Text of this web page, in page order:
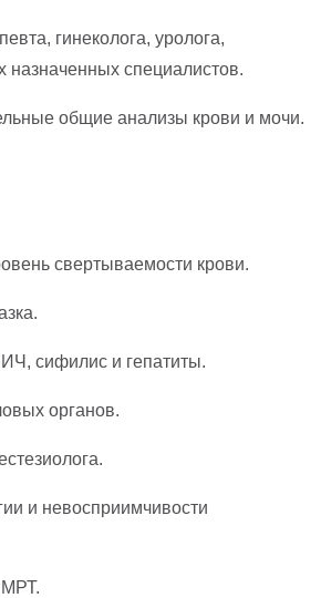
гинеколога, уролога,
назначенных специалистов.
общие анализы крови и мочи.
свертываемости крови.
сифилис и гепатиты.
органов.
и невосприимчивости
МРТ.